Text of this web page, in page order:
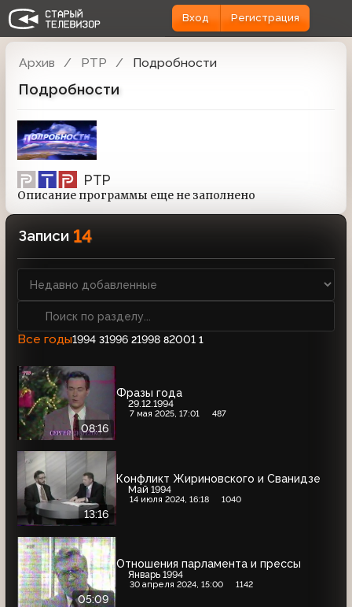
Вход Регистрация
Архив РТР Подробности
Подробности
РТР
Описание программы еще не заполнено
Записи 14
Все годы1994 31996 21998 82001 1
08:16
Фразы года
29.12.1994
7 мая 2025, 17:01 487
13:16
Конфликт Жириновского и Сванидзе
Май 1994
14 июля 2024, 16:18 1040
05:09
Отношения парламента и прессы
Январь 1994
30 апреля 2024, 15:00 1142